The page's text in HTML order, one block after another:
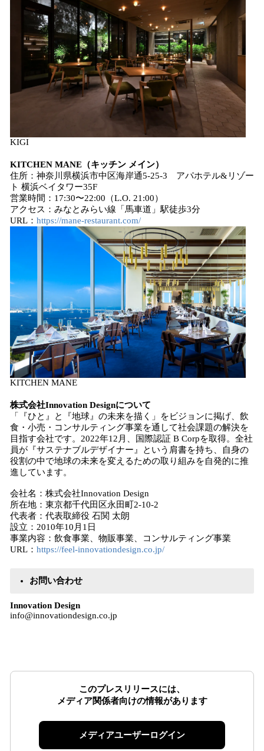
KIGI
KITCHEN MANE（キッチン メイン）
住所：神奈川県横浜市中区海岸通5-25-3 アパホテル&リゾー
ト 横浜ベイタワー35F
営業時間：17:30〜22:00（L.O. 21:00）
アクセス：みなとみらい線「馬車道」駅徒歩3分
URL： https://mane-restaurant.com/
KITCHEN MANE
株式会社Innovation Designについて
「『ひと』と『地球』の未来を描く」をビジョンに掲げ、飲
食・小売・コンサルティング事業を通して社会課題の解決を
目指す会社です。2022年12月、国際認証 B Corpを取得。全社
員が『サステナブルデザイナー』という肩書を持ち、自身の
役割の中で地球の未来を変えるための取り組みを自発的に推
進しています。
会社名：株式会社Innovation Design
所在地：東京都千代田区永田町2-10-2
代表者：代表取締役 石関 太朗
設立：2010年10月1日
事業内容：飲食事業、物販事業、コンサルティング事業
URL： https://feel-innovationdesign.co.jp/
お問い合わせ
Innovation Design
info@innovationdesign.co.jp
このプレスリリースには、
メディア関係者向けの情報があります
メディアユーザーログイン